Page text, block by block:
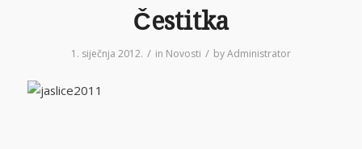
Čestitka
1. siječnja 2012. / in Novosti / byAdministrator